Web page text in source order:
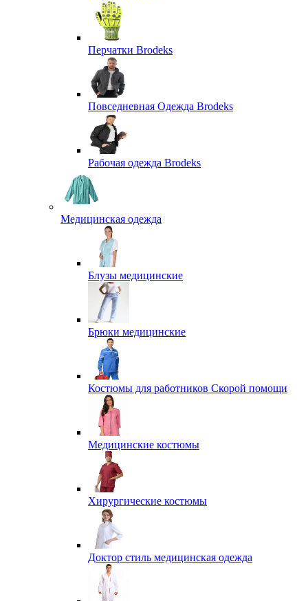
Перчатки Brodeks
Повседневная Одежда Brodeks
Рабочая одежда Brodeks
Медицинская одежда
Блузы медицинские
Брюки медицинские
Костюмы для работников Скорой помощи
Медицинские костюмы
Хирургические костюмы
Доктор стиль медицинская одежда